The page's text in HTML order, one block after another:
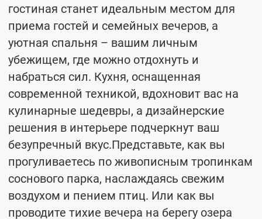
гостиная станет идеальным местом для
приема гостей и семейных вечеров, а
уютная спальня – вашим личным
убежищем, где можно отдохнуть и
набраться сил. Кухня, оснащенная
современной техникой, вдохновит вас на
кулинарные шедевры, а дизайнерские
решения в интерьере подчеркнут ваш
безупречный вкус.Представьте, как вы
прогуливаетесь по живописным тропинкам
соснового парка, наслаждаясь свежим
воздухом и пением птиц. Или как вы
проводите тихие вечера на берегу озера